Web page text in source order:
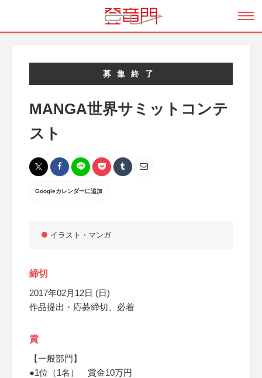
募集終了
MANGA世界サミットコンテ
スト
Googleカレンダーに追加
イラスト・マンガ
締切
2017年02月12日 (日)
作品提出・応募締切、必着
賞
【一般部門】
●1位（1名） 賞金10万円